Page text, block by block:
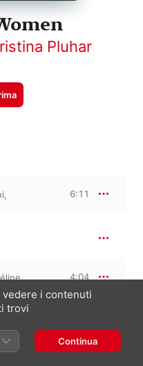
Pluhar
,
6:11
4:04
i contenuti
trovi
Continua